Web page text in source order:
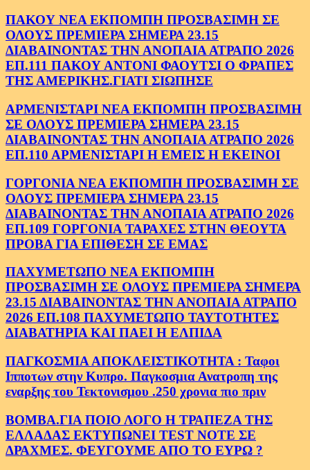
ΠΑΚΟΥ ΝΕΑ ΕΚΠΟΜΠΗ ΠΡΟΣΒΑΣΙΜΗ ΣΕ
ΟΛΟΥΣ ΠΡΕΜΙΕΡΑ ΣΗΜΕΡΑ 23.15
ΔΙΑΒΑΙΝΟΝΤΑΣ ΤΗΝ ΑΝΟΠΑΙΑ ΑΤΡΑΠΟ 2026
ΕΠ.111 ΠΑΚΟΥ ΑΝΤΟΝΙ ΦΑΟΥΤΣΙ Ο ΦΡΑΠΕΣ
ΤΗΣ ΑΜΕΡΙΚΗΣ.ΓΙΑΤΙ ΣΙΩΠΗΣΕ
ΑΡΜΕΝΙΣΤΑΡΙ ΝΕΑ ΕΚΠΟΜΠΗ ΠΡΟΣΒΑΣΙΜΗ
ΣΕ ΟΛΟΥΣ ΠΡΕΜΙΕΡΑ ΣΗΜΕΡΑ 23.15
ΔΙΑΒΑΙΝΟΝΤΑΣ ΤΗΝ ΑΝΟΠΑΙΑ ΑΤΡΑΠΟ 2026
ΕΠ.110 ΑΡΜΕΝΙΣΤΑΡΙ Η ΕΜΕΙΣ Η ΕΚΕΙΝΟΙ
ΓΟΡΓΟΝΙΑ ΝΕΑ ΕΚΠΟΜΠΗ ΠΡΟΣΒΑΣΙΜΗ ΣΕ
ΟΛΟΥΣ ΠΡΕΜΙΕΡΑ ΣΗΜΕΡΑ 23.15
ΔΙΑΒΑΙΝΟΝΤΑΣ ΤΗΝ ΑΝΟΠΑΙΑ ΑΤΡΑΠΟ 2026
ΕΠ.109 ΓΟΡΓΟΝΙΑ ΤΑΡΑΧΕΣ ΣΤΗΝ ΘΕΟΥΤΑ
ΠΡΟΒΑ ΓΙΑ ΕΠΙΘΕΣΗ ΣΕ ΕΜΑΣ
ΠΑΧΥΜΕΤΩΠΟ ΝΕΑ ΕΚΠΟΜΠΗ
ΠΡΟΣΒΑΣΙΜΗ ΣΕ ΟΛΟΥΣ ΠΡΕΜΙΕΡΑ ΣΗΜΕΡΑ
23.15 ΔΙΑΒΑΙΝΟΝΤΑΣ ΤΗΝ ΑΝΟΠΑΙΑ ΑΤΡΑΠΟ
2026 ΕΠ.108 ΠΑΧΥΜΕΤΩΠΟ ΤΑΥΤΟΤΗΤΕΣ
ΔΙΑΒΑΤΗΡΙΑ ΚΑΙ ΠΑΕΙ Η ΕΛΠΙΔΑ
ΠΑΓΚΟΣΜΙΑ ΑΠΟΚΛΕΙΣΤΙΚΟΤΗΤΑ : Ταφοι
Ιπποτων στην Κυπρο. Παγκοσμια Ανατροπη της
εναρξης του Τεκτονισμου .250 χρονια πιο πριν
ΒΟΜΒΑ.ΓΙΑ ΠΟΙΟ ΛΟΓΟ Η ΤΡΑΠΕΖΑ ΤΗΣ
ΕΛΛΑΔΑΣ ΕΚΤΥΠΩΝΕΙ TEST NOTE ΣΕ
ΔΡΑΧΜΕΣ. ΦΕΥΓΟΥΜΕ ΑΠΟ ΤΟ ΕΥΡΩ ?